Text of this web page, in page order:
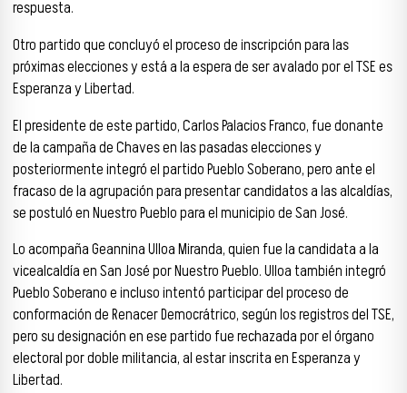
respuesta.
Otro partido que concluyó el proceso de inscripción para las
próximas elecciones y está a la espera de ser avalado por el TSE es
Esperanza y Libertad.
El presidente de este partido, Carlos Palacios Franco, fue donante
de la campaña de Chaves en las pasadas elecciones y
posteriormente integró el partido Pueblo Soberano, pero ante el
fracaso de la agrupación para presentar candidatos a las alcaldías,
se postuló en Nuestro Pueblo para el municipio de San José.
Lo acompaña Geannina Ulloa Miranda, quien fue la candidata a la
vicealcaldía en San José por Nuestro Pueblo. Ulloa también integró
Pueblo Soberano e incluso intentó participar del proceso de
conformación de Renacer Democrátrico, según los registros del TSE,
pero su designación en ese partido fue rechazada por el órgano
electoral por doble militancia, al estar inscrita en Esperanza y
Libertad.